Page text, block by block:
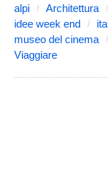
alpi Architettura
idee week end
museo del cinema
Viaggiare